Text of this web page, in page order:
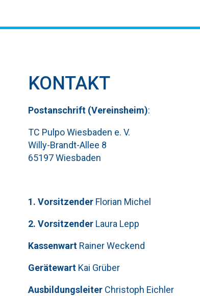
KONTAKT
Postanschrift (Vereinsheim):
TC Pulpo Wiesbaden e. V.
Willy-Brandt-Allee 8
65197 Wiesbaden
1. Vorsitzender Florian Michel
Bitte lasse dieses Feld leer.
2. Vorsitzender Laura Lepp
Kassenwart Rainer Weckend
Gerätewart Kai Grüber
Telefon: 0179-5300111
Ausbildungsleiter Christoph Eichler